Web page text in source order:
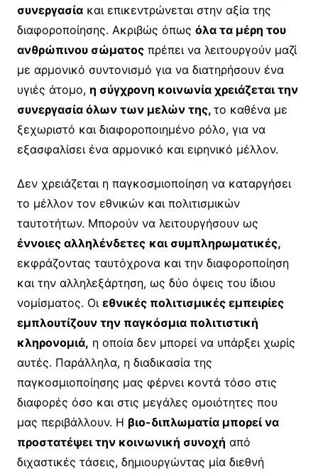
συνεργασίακαι επικεντρώνεται στην αξία της
διαφοροποίησης. Ακριβώς όπως όλα τα μέρη του
ανθρώπινου σώματοςπρέπει να λειτουργούν μαζί
με αρμονικό συντονισμό για να διατηρήσουν ένα
υγιές άτομο, η σύγχρονη κοινωνία χρειάζεται την
συνεργασία όλων των μελών της, το καθένα με
ξεχωριστό και διαφοροποιημένο ρόλο, για να
εξασφαλίσει ένα αρμονικό και ειρηνικό μέλλον.
Δεν χρειάζεται η παγκοσμιοποίηση να καταργήσει
το μέλλον τον εθνικών και πολιτισμικών
ταυτοτήτων. Μπορούν να λειτουργήσουν ως
έννοιες αλληλένδετες και συμπληρωματικές,
εκφράζοντας ταυτόχρονα και την διαφοροποίηση
και την αλληλεξάρτηση, ως δύο όψεις του ίδιου
νομίσματος. Οι εθνικές πολιτισμικές εμπειρίες
εμπλουτίζουν την παγκόσμια πολιτιστική
κληρονομιά, η οποία δεν μπορεί να υπάρξει χωρίς
αυτές. Παράλληλα, η διαδικασία της
παγκοσμιοποίησης μας φέρνει κοντά τόσο στις
διαφορές όσο και στις μεγάλες ομοιότητες που
μας περιβάλλουν. Η βιο-διπλωματία μπορεί να
προστατέψει την κοινωνική συνοχή από
διχαστικές τάσεις, δημιουργώντας μία διεθνή